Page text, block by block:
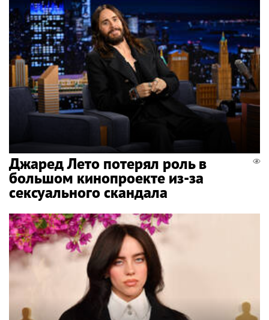
Джаред Лето потерял роль в
большом кинопроекте из-за
сексуального скандала